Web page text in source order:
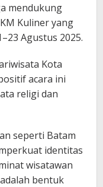
mendukung
Kuliner yang
Agustus 2025.
Kota
acara ini
religi dan
seperti Batam
identitas
wisatawan
bentuk